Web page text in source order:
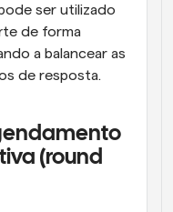
ser utilizado
de forma
a balancear as
de resposta.
(round